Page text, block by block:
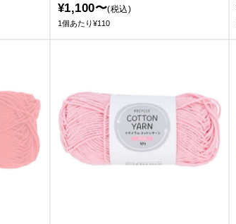
¥1,100〜(税込)
1個あたり¥110